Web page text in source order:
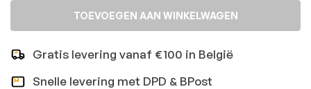
TOEVOEGEN AAN WINKELWAGEN
Gratis levering vanaf €100 in België
Snelle levering met DPD & BPost